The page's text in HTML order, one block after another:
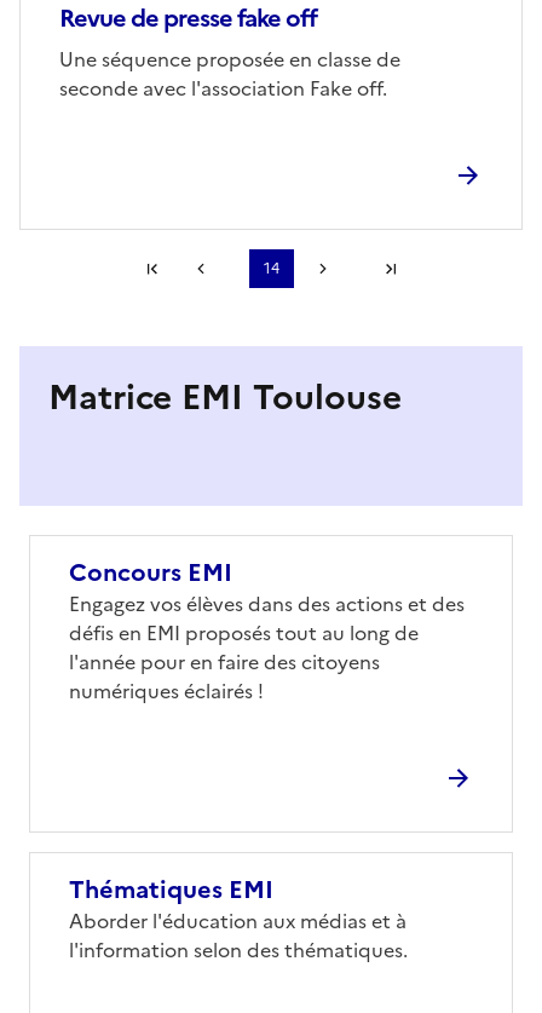
Revue de presse fake off
Corps
Une séquence proposée en classe de
seconde avec l'association Fake off.
Première page
Page précédente
14
Page suivanteDernière page
S'abonner à Accordéon
Matrice EMI Toulouse
Concours EMI
Corps
Engagez vos élèves dans des actions et des
défis en EMI proposés tout au long de
l'année pour en faire des citoyens
numériques éclairés !
Thématiques EMI
Corps
Aborder l'éducation aux médias et à
l'information selon des thématiques.